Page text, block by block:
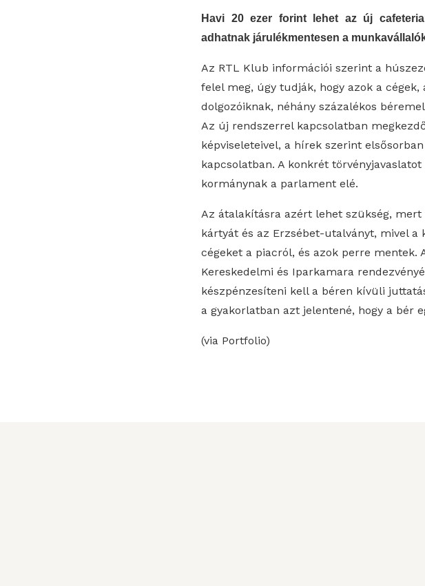
Havi 20 ezer forint lehet az új
adhatnak járulékmentesen a
Az RTL Klub információi szerint a
felel meg, úgy tudják, hogy azok a
dolgozóiknak, néhány százalékos
Az új rendszerrel kapcsolatban
képviseleteivel, a hírek szerint
kapcsolatban. A konkrét
kormánynak a parlament elé.
Az átalakításra azért lehet szükség,
kártyát és az Erzsébet-utalványt, mivel
cégeket a piacról, és azok perre mentek.
Kereskedelmi és Iparkamara
készpénzesíteni kell a béren kívüli
a gyakorlatban azt jelentené, hogy a bér
(via Portfolio)